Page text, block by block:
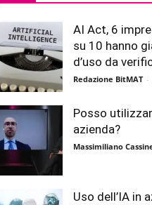
AI Act, 6
su 10 hanno
d’uso da
Redazione BitMAT -
Posso
azienda?
Massimiliano
Uso dell’IA in